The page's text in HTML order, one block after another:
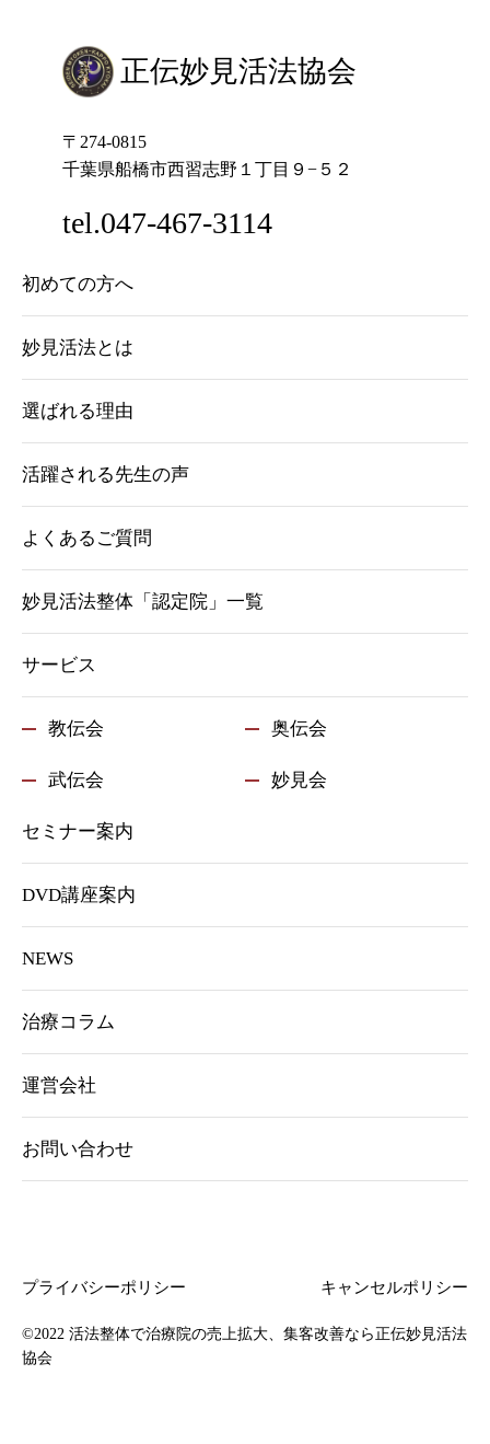
正伝妙見活法協会
〒274-0815
千葉県船橋市西習志野１丁目９−５２
tel.047-467-3114
初めての方へ
妙見活法とは
選ばれる理由
活躍される先生の声
よくあるご質問
妙見活法整体「認定院」一覧
サービス
教伝会 奥伝会
武伝会 妙見会
セミナー案内
DVD講座案内
NEWS
治療コラム
運営会社
お問い合わせ
プライバシーポリシー キャンセルポリシー
©2022 活法整体で治療院の売上拡大、集客改善なら正伝妙見活法
協会